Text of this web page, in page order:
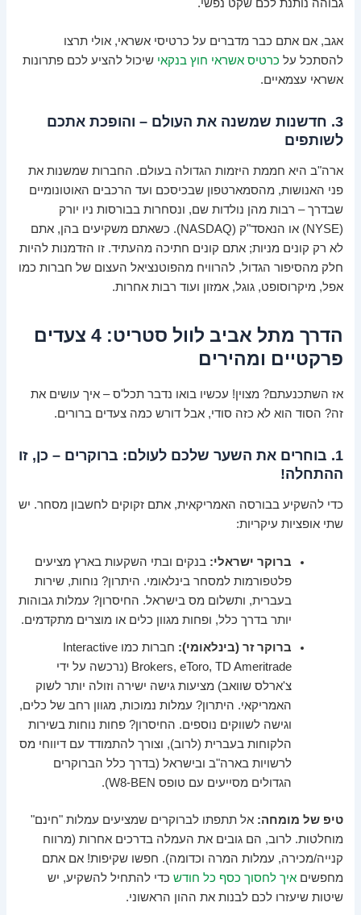
גבוהה נותנת לכם שקט נפשי.
אגב, אם אתם כבר מדברים על כרטיסי אשראי, אולי תרצו
להסתכל על כרטיס אשראי חוץ בנקאי שיכול להציע לכם פתרונות
אשראי עצמאיים.
3. חדשנות שמשנה את העולם – והופכת אתכם
לשותפים
ארה"ב היא חממת היזמות הגדולה בעולם. החברות שמשנות את
פני האנושות, מהסמארטפון שבכיסכם ועד הרכבים האוטונומיים
שבדרך – רבות מהן נולדות שם, ונסחרות בבורסות ניו יורק
(NYSE) או הנאסד"ק (NASDAQ). כשאתם משקיעים בהן, אתם
לא רק קונים מניות; אתם קונים חתיכה מהעתיד. זו הזדמנות להיות
חלק מהסיפור הגדול, להרוויח מהפוטנציאל העצום של חברות כמו
אפל, מיקרוסופט, גוגל, אמזון ועוד רבות אחרות.
הדרך מתל אביב לוול סטריט: 4 צעדים
פרקטיים ומהירים
אז השתכנעתם? מצוין! עכשיו בואו נדבר תכל'ס – איך עושים את
זה? הסוד הוא לא כזה סודי, אבל דורש כמה צעדים ברורים.
1. בוחרים את השער שלכם לעולם: ברוקרים – כן, זו
ההתחלה!
כדי להשקיע בבורסה האמריקאית, אתם זקוקים לחשבון מסחר. יש
שתי אופציות עיקריות:
ברוקר ישראלי: בנקים ובתי השקעות בארץ מציעים
פלטפורמות למסחר בינלאומי. היתרון? נוחות, שירות
בעברית, ותשלום מס בישראל. החיסרון? עמלות גבוהות
יותר בדרך כלל, ופחות מגוון כלים או מוצרים מתקדמים.
ברוקר זר (בינלאומי):
חברות כמו Interactive
Brokers, eToro, TD Ameritrade (נרכשה על ידי
צ'ארלס שוואב) מציעות גישה ישירה וזולה יותר לשוק
האמריקאי. היתרון? עמלות נמוכות, מגוון רחב של כלים,
וגישה לשווקים נוספים. החיסרון? פחות נוחות בשירות
הלקוחות בעברית (לרוב), וצורך להתמודד עם דיווחי מס
לרשויות בארה"ב ובישראל (בדרך כלל הברוקרים
הגדולים מסייעים עם טופס W8-BEN).
טיפ של מומחה: אל תתפתו לברוקרים שמציעים עמלות "חינם"
מוחלטות. לרוב, הם גובים את העמלה בדרכים אחרות (מרווח
קנייה/מכירה, עמלות המרה וכדומה). חפשו שקיפות! אם אתם
מחפשיםאיך לחסוך כסף כל חודש כדי להתחיל להשקיע, יש
שיטות שיעזרו לכם לבנות את ההון הראשוני.